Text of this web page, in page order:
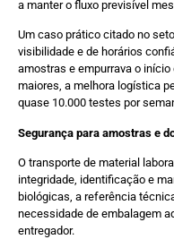
a manter o fluxo previsível
Um caso prático citado no
visibilidade e de horários
amostras e empurrava o
maiores, a melhora logística
quase 10.000 testes por
Segurança para amostras e
O transporte de material
integridade, identificação e
biológicas, a referência
necessidade de embalagem
entregador.